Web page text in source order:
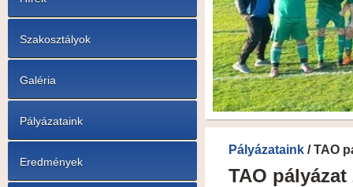
Szakosztályok
Galéria
Pályázataink
Eredmények
Pályázataink / TAO
TAO pályázat